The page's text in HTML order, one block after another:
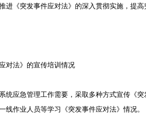
进《突发事件应对法》的深入贯彻实施，提高
法》的宣传培训情况
应急管理工作需要，采取多种方式宣传《突
线作业人员等学习《突发事件应对法》情况。